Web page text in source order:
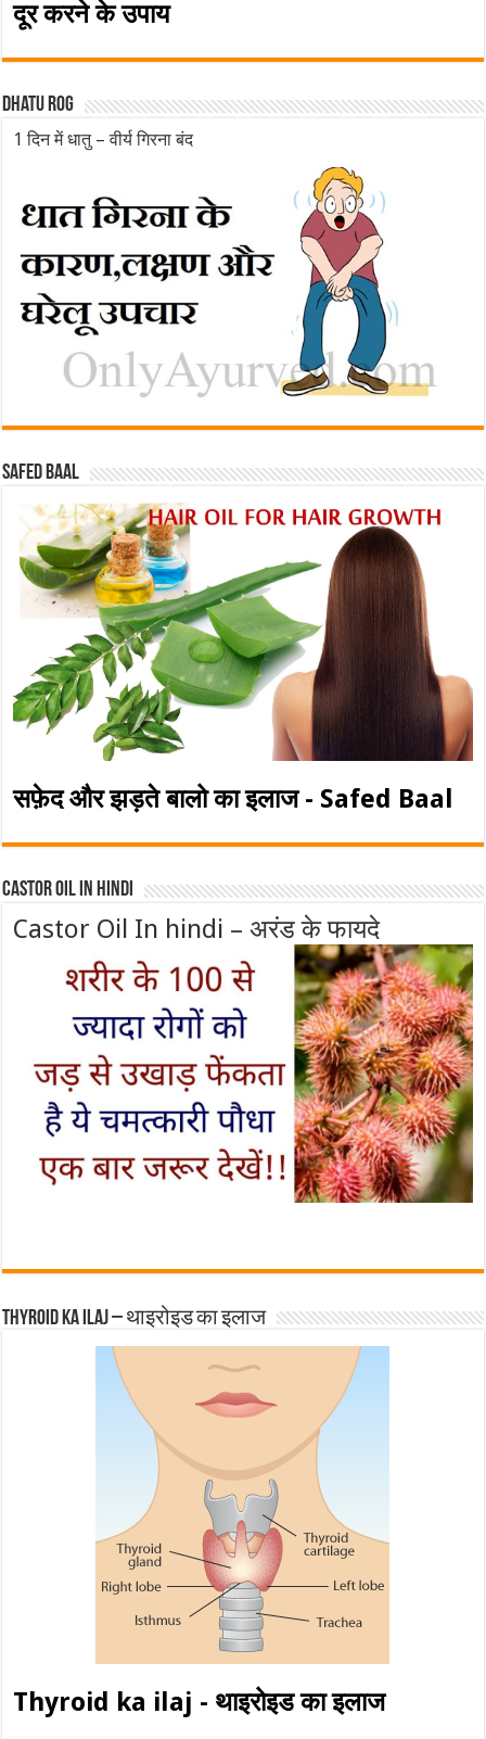
दूर करने के उपाय
Dhatu rog
1 दिन में धातु – वीर्य गिरना बंद
Safed baal
सफ़ेद और झड़ते बालो का इलाज - Safed Baal
Castor Oil In Hindi
Castor Oil In hindi – अरंड के फायदे
Thyroid ka ilaj – थाइरोइड का इलाज
Thyroid ka ilaj - थाइरोइड का इलाज